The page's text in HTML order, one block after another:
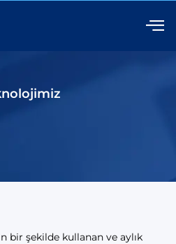
bir şekilde kullanan ve aylık